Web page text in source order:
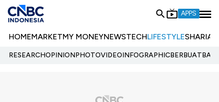
APPS
HOMEMARKETMY MONEYNEWSTECHLIFESTYLESHARIA
RESEARCHOPINIONPHOTOVIDEOINFOGRAPHIC